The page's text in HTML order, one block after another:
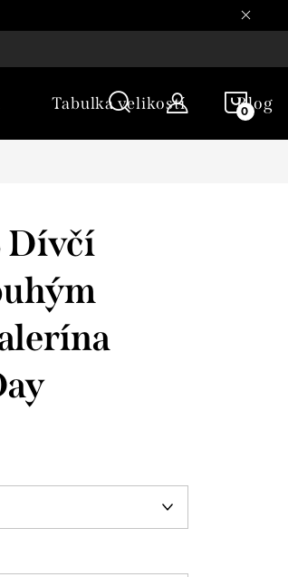
Tabulka velikostí Blog
Dívčí